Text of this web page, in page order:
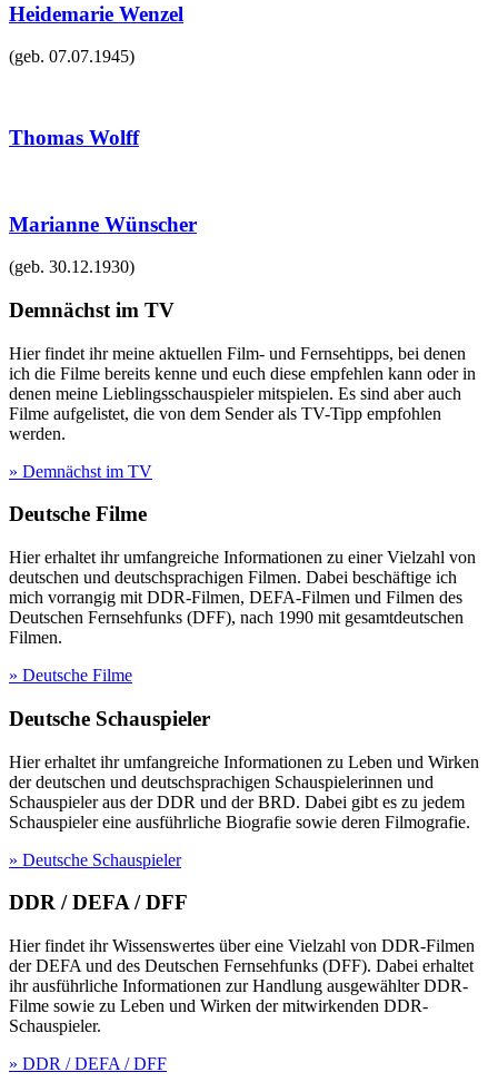
Heidemarie Wenzel
(geb. 07.07.1945)
Thomas Wolff
Marianne Wünscher
(geb. 30.12.1930)
Demnächst im TV
Hier findet ihr meine aktuellen Film- und Fernsehtipps, bei denen
ich die Filme bereits kenne und euch diese empfehlen kann oder in
denen meine Lieblingsschauspieler mitspielen. Es sind aber auch
Filme aufgelistet, die von dem Sender als TV-Tipp empfohlen
werden.
» Demnächst im TV
Deutsche Filme
Hier erhaltet ihr umfangreiche Informationen zu einer Vielzahl von
deutschen und deutschsprachigen Filmen. Dabei beschäftige ich
mich vorrangig mit DDR-Filmen, DEFA-Filmen und Filmen des
Deutschen Fernsehfunks (DFF), nach 1990 mit gesamtdeutschen
Filmen.
» Deutsche Filme
Deutsche Schauspieler
Hier erhaltet ihr umfangreiche Informationen zu Leben und Wirken
der deutschen und deutschsprachigen Schauspielerinnen und
Schauspieler aus der DDR und der BRD. Dabei gibt es zu jedem
Schauspieler eine ausführliche Biografie sowie deren Filmografie.
» Deutsche Schauspieler
DDR / DEFA / DFF
Hier findet ihr Wissenswertes über eine Vielzahl von DDR-Filmen
der DEFA und des Deutschen Fernsehfunks (DFF). Dabei erhaltet
ihr ausführliche Informationen zur Handlung ausgewählter DDR-
Filme sowie zu Leben und Wirken der mitwirkenden DDR-
Schauspieler.
» DDR / DEFA / DFF